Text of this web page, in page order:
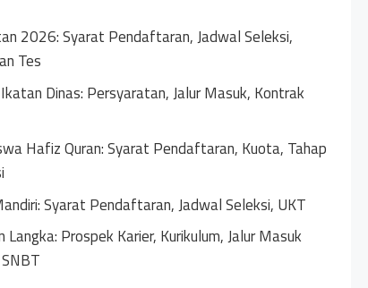
2026: Syarat Pendaftaran, Jadwal Seleksi,
Tes
Dinas: Persyaratan, Jalur Masuk, Kontrak
Hafiz Quran: Syarat Pendaftaran, Kuota, Tahap
Syarat Pendaftaran, Jadwal Seleksi, UKT
Langka: Prospek Karier, Kurikulum, Jalur Masuk